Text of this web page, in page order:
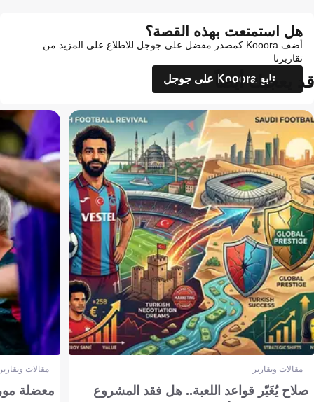
هل استمتعت بهذه القصة؟
أضف Kooora كمصدر مفضل على جوجل للاطلاع على المزيد من
تقاريرنا
تابع Kooora على جوجل
قد يعجبك أيضاً
مقالات وتقارير
صلاح يُغَيّر قواعد اللعبة.. هل فقد المشروع
مقالات
معضلة